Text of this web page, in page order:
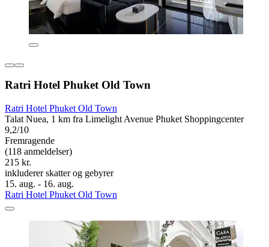
Ratri Hotel Phuket Old Town
Ratri Hotel Phuket Old Town
Talat Nuea, 1 km fra Limelight Avenue Phuket Shoppingcenter
9,2/10
Fremragende
(118 anmeldelser)
215 kr.
inkluderer skatter og gebyrer
15. aug. - 16. aug.
Ratri Hotel Phuket Old Town